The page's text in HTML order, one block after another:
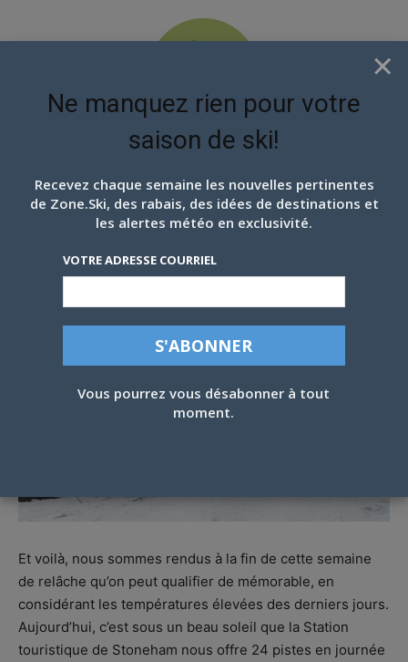
EN ATTENDANT LES
EN IMAGES: STONEHAM, 8
MARS 2024
Et voilà, nous sommes rendus à la fin de cette semaine
de relâche qu’on peut qualifier de mémorable, en
considérant les températures élevées des derniers jours.
Aujourd’hui, c’est sous un beau soleil que la Station
touristique de Stoneham nous offre 24 pistes en journée
×
Ne manquez rien pour votre
saison de ski!
Recevez chaque semaine les nouvelles pertinentes
de Zone.Ski, des rabais, des idées de destinations et
les alertes météo en exclusivité.
VOTRE ADRESSE COURRIEL
Vous pourrez vous désabonner à tout
moment.